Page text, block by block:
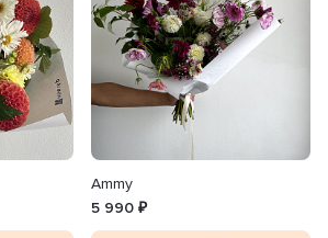
Ammy
5 990 ₽